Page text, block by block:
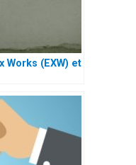
(EXW) et